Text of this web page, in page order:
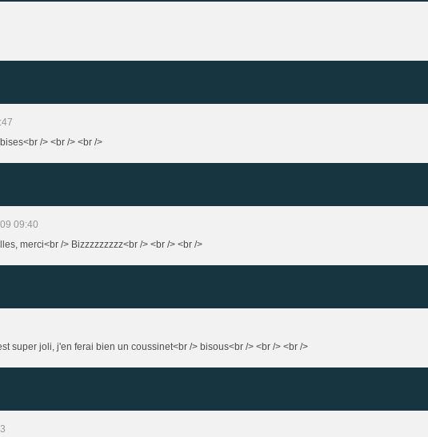
/> <br /> <br />
09:40
merci<br /> Bizzzzzzzzz<br /> <br /> <br />
super joli, j'en ferai bien un coussinet<br /> bisous<br /> <br /> <br />